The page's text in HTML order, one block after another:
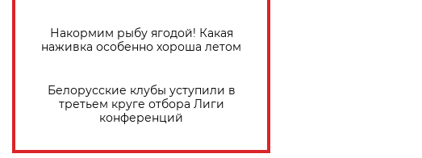
Накормим рыбу ягодой! Какая
наживка особенно хороша летом
Белорусские клубы уступили в
третьем круге отбора Лиги
конференций